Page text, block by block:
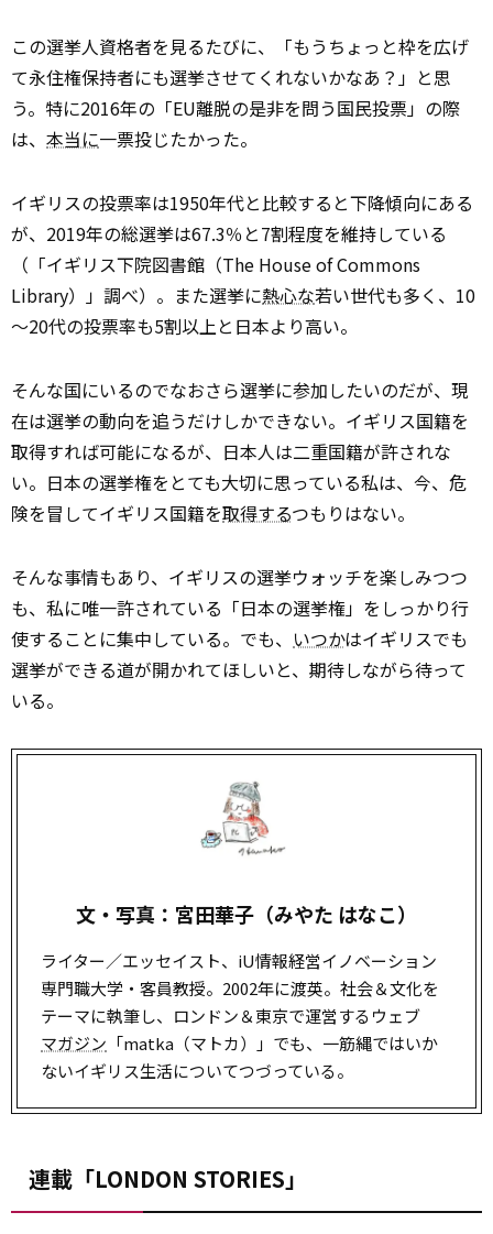
この選挙人資格者を見るたびに、「もうちょっと枠を広げ
て永住権保持者にも選挙させてくれないかなあ？」と思
う。特に2016年の「EU離脱の是非を問う国民投票」の際
は、 本当に一票投じたかった。
イギリスの投票率は1950年代と比較すると下降傾向にある
が、2019年の総選挙は67.3％と7割程度を維持している
（「イギリス下院図書館（The House of Commons
Library）」調べ）。また選挙に熱心な若い世代も多く、10
～20代の投票率も5割以上と日本より高い。
そんな国にいるのでなおさら選挙に参加したいのだが、現
在は選挙の動向を追うだけしかできない。イギリス国籍を
取得すれば可能になるが、日本人は二重国籍が許されな
い。日本の選挙権をとても大切に思っている私は、今、危
険を冒してイギリス国籍を取得するつもりはない。
そんな事情もあり、イギリスの選挙ウォッチを楽しみつつ
も、私に唯一許されている「日本の選挙権」をしっかり行
使することに集中している。でも、 いつかはイギリスでも
選挙ができる道が開かれてほしいと、期待しながら待って
いる。
文・写真：宮田華子（みやた はなこ）
ライター／エッセイスト、iU情報経営イノベーション
専門職大学・客員教授。2002年に渡英。社会＆文化を
テーマに執筆し、ロンドン＆東京で運営するウェブ
マガジン 「matka（マトカ）」でも、一筋縄ではいか
ないイギリス生活についてつづっている。
連載「LONDON STORIES」